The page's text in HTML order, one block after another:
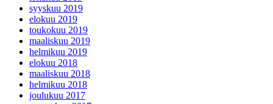
syyskuu 2019
elokuu 2019
toukokuu 2019
maaliskuu 2019
helmikuu 2019
elokuu 2018
maaliskuu 2018
helmikuu 2018
joulukuu 2017